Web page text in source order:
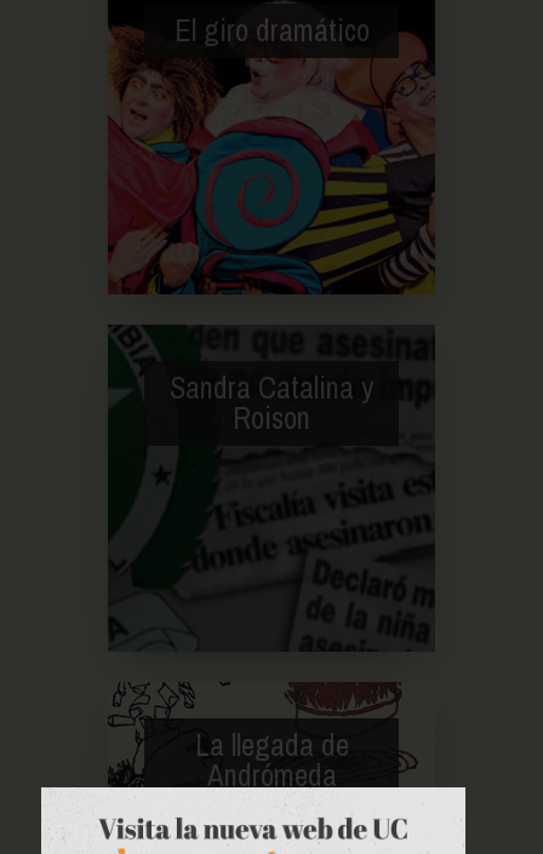
El giro dramático
Sandra Catalina y
Roison
La llegada de
Andrómeda